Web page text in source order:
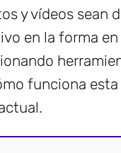
y vídeos sean
en la forma
funciona